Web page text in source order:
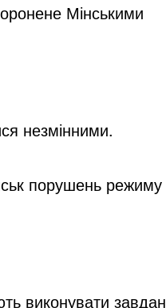
Мінськими
незмінними.
порушень
виконувати